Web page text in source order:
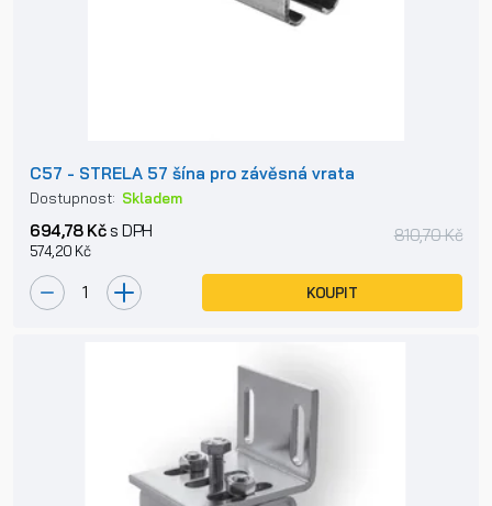
C57 - STRELA 57 šína pro závěsná vrata
Dostupnost: Skladem
694,78 Kčs DPH
574,20 Kč
810,70 Kč
KOUPIT